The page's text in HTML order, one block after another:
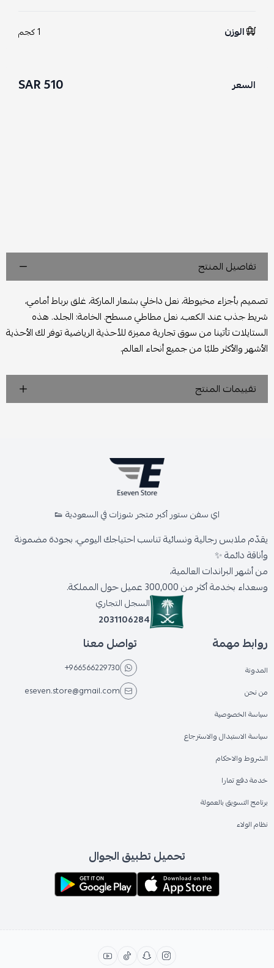
الوزن 1 كجم
السعر 510 SAR
تفاصيل المنتج
تصميم بأجزاء مخيوطة، نعل داخلي بشعار الماركة، غلق برباط أمامي،
شريط جذب عند الكعب، نعل مطاطي مسطح. الخامة: الجلد. هذه
الستايلات تأتينا من سوق تجارية مميزة للأحذية الرياضية توفر لك الأحذية
الأشهر والأكثر طلبًا من جميع أنحاء العالم.
تقييمات المنتج
اي سفن ستور أكبر متجر شوزات في السعودية 👟
يقدّم ملابس رجالية ونسائية تناسب احتياجك اليومي، بجودة مضمونة
وأناقة دائمة ✨
من أشهر البراندات العالمية،
وسعداء بخدمة أكثر من 300,000 عميل حول المملكة.
السجل التجاري
2031106284
روابط مهمة
المدونة
من نحن
سياسة الخصوصية
سياسة الاستبدال والاسترجاع
الشروط والاحكام
خدمة دفع تمارا
برنامج التسويق بالعمولة
نظام الولاء
تواصل معنا
+966566229730
eseven.store@gmail.com
تحميل تطبيق الجوال